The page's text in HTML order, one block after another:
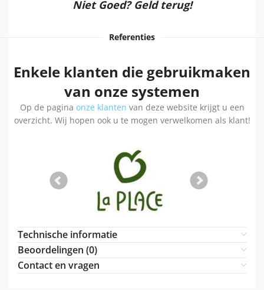
Niet Goed? Geld terug!
Referenties
Enkele klanten die gebruikmaken
van onze systemen
Op de pagina onze klanten van deze website krijgt u een
overzicht. Wij hopen ook u te mogen verwelkomen als klant!
Technische informatie
Beoordelingen (0)
Contact en vragen